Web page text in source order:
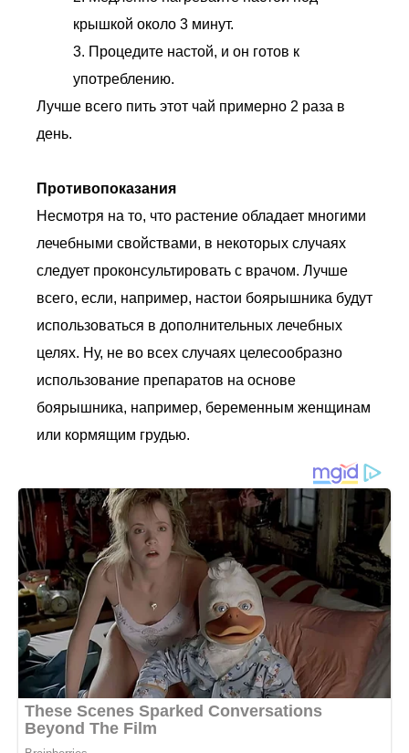
крышкой около 3 минут.
3. Процедите настой, и он готов к
употреблению.
Лучше всего пить этот чай примерно 2 раза в
день.
Противопоказания
Несмотря на то, что растение обладает многими
лечебными свойствами, в некоторых случаях
следует проконсультировать с врачом. Лучше
всего, если, например, настои боярышника будут
использоваться в дополнительных лечебных
целях. Ну, не во всех случаях целесообразно
использование препаратов на основе
боярышника, например, беременным женщинам
или кормящим грудью.